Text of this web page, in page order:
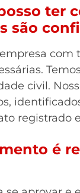
ter
são
com
civil.
registrado
é